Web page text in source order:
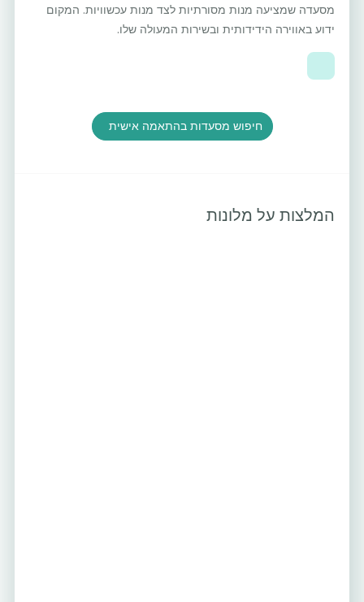
מסעדה שמציעה מנות מסורתיות לצד מנות עכשוויות. המקום
ידוע באווירה הידידותית ובשירות המעולה שלו.
חיפוש מסעדות בהתאמה אישית
המלצות על מלונות